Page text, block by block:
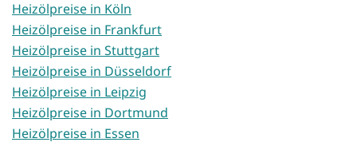
Heizölpreise in Köln
Heizölpreise in Frankfurt
Heizölpreise in Stuttgart
Heizölpreise in Düsseldorf
Heizölpreise in Leipzig
Heizölpreise in Dortmund
Heizölpreise in Essen